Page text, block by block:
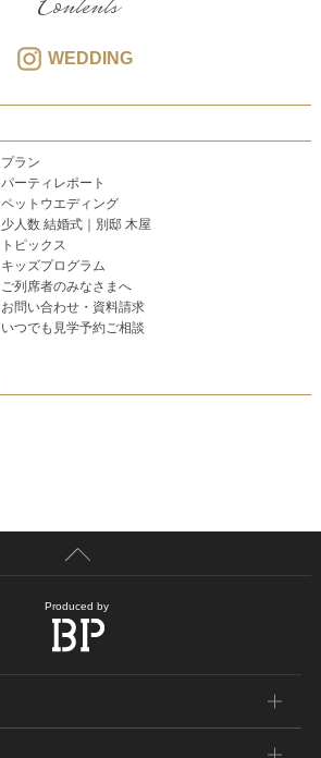
WEDDING
プラン
パーティレポート
ペットウエディング
少人数 結婚式｜別邸 木屋
トピックス
キッズプログラム
ご列席者のみなさまへ
お問い合わせ・資料請求
いつでも見学予約ご相談
Produced by